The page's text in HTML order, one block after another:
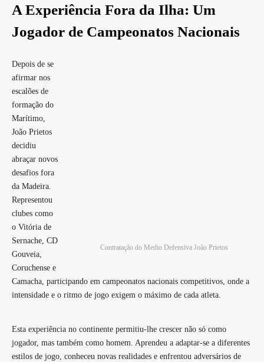
A Experiência Fora da Ilha: Um
Jogador de Campeonatos Nacionais
Contratação do Medio Defensiva João Prietos
Depois de se
afirmar nos
escalões de
formação do
Marítimo,
João Prietos
decidiu
abraçar novos
desafios fora
da Madeira.
Representou
clubes como
o Vitória de
Sernache, CD
Gouveia,
Coruchense e
Camacha, participando em campeonatos nacionais competitivos, onde a
intensidade e o ritmo de jogo exigem o máximo de cada atleta.
Esta experiência no continente permitiu-lhe crescer não só como
jogador, mas também como homem. Aprendeu a adaptar-se a diferentes
estilos de jogo, conheceu novas realidades e enfrentou adversários de